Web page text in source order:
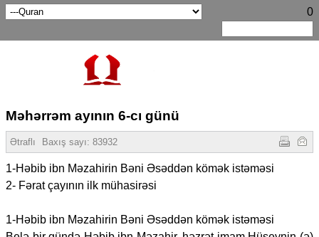
0
Məhərrəm ayının 6-cı günü
Ətraflı Baxış sayı: 83932
1-Həbib ibn Məzahirin Bəni Əsəddən kömək istəməsi
2- Fərat çayının ilk mühasirəsi
1-Həbib ibn Məzahirin Bəni Əsəddən kömək istəməsi